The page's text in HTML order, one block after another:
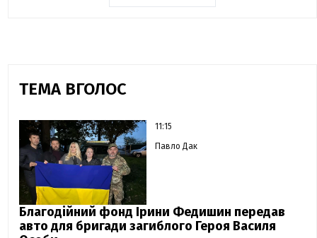
ТЕМА ВГОЛОС
11:15
Павло Дак
Благодійний фонд Ірини Федишин передав
авто для бригади загиблого Героя Василя